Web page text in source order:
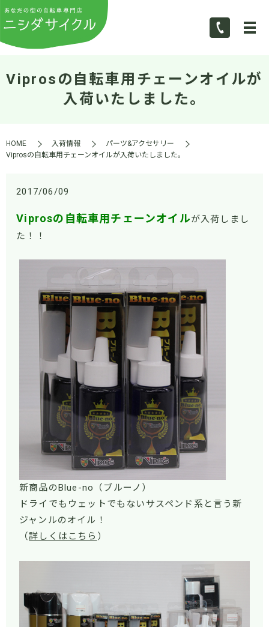
Viprosの自転車用チェーンオイルが
入荷いたしました。
HOME 入荷情報
パーツ&アクセサリー
Viprosの自転車用チェーンオイルが入荷いたしました。
2017/06/09
Viprosの自転車用チェーンオイルが入荷しまし
た！！
新商品のBlue-no（ブルーノ）
ドライでもウェットでもないサスペンド系と言う新
ジャンルのオイル！
（詳しくはこちら ）